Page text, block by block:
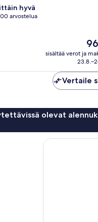
hyvä
arvostelua
on
96
sisältää verot ja
Vertaile
olevat